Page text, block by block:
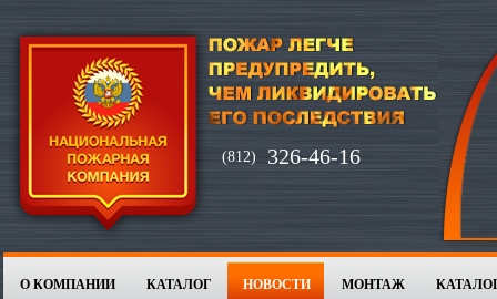
О КОМПАНИИ КАТАЛОГ НОВОСТИ МОНТАЖ
(812) 326-46-16